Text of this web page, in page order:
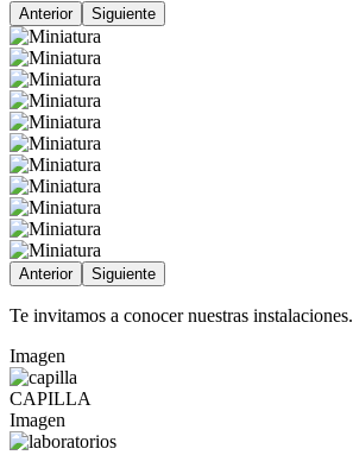
Anterior Siguiente
Anterior Siguiente
Te invitamos a conocer nuestras instalaciones.
Imagen
CAPILLA
Imagen